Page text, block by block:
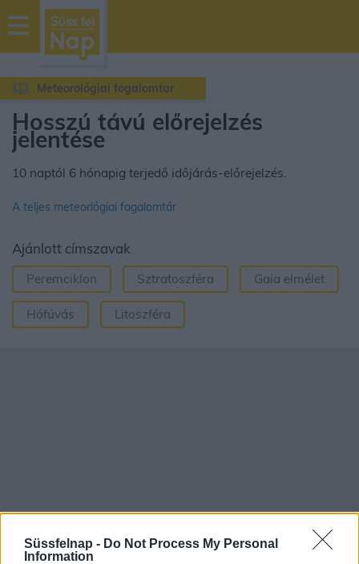
Süssfelnap - Do Not Process My Personal
Information
sussfelnap.hu
időjárás
Meteorológiai fogalomtar
Hosszú távú előrejelzés
jelentése
10 naptól 6 hónapig terjedő időjárás-előrejelzés.
A teljes meteorlógiai fogalomtár
Ajánlott címszavak
Peremciklon Sztratoszféra Gaia elmélet
Hófúvás Litoszféra